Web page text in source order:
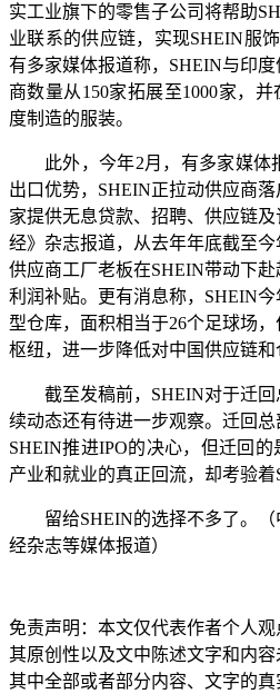
实工业旗下的零售子公司将帮助
业联系的供应链，实现SHEIN服
有多家媒体报道称，SHEIN与印
商数量从150家拓展至1000家，
度制造的服装。
此外，今年2月，有多家媒
出口优势，SHEIN正拉动供应商
家提供无息贷款、招聘、供应链
经》杂志报道，从去年年底截至
供应商工厂老板在SHEIN带动下
利润补贴。更有消息称，SHEIN
型仓库，面积相当于26个足球场
枢纽，进一步降低对中国供应链和
截至发稿前，SHEIN对于迁
续动态还有待进一步观察。迁回
SHEIN推进IPO的决心，但迁回的
产业和就业的真正回流，却考验着
留给SHEIN的选择不多了。
经杂志等媒体报道）
免责声明：本文仅代表作者个人观
其原创性以及文中陈述文字和内
其中全部或者部分内容、文字的